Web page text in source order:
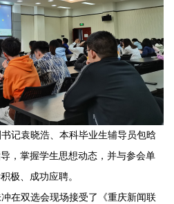
记袁晓浩、本科毕业生辅导员包晗
，掌握学生思想动态，并与参会单
极、成功应聘。
在双选会现场接受了《重庆新闻联